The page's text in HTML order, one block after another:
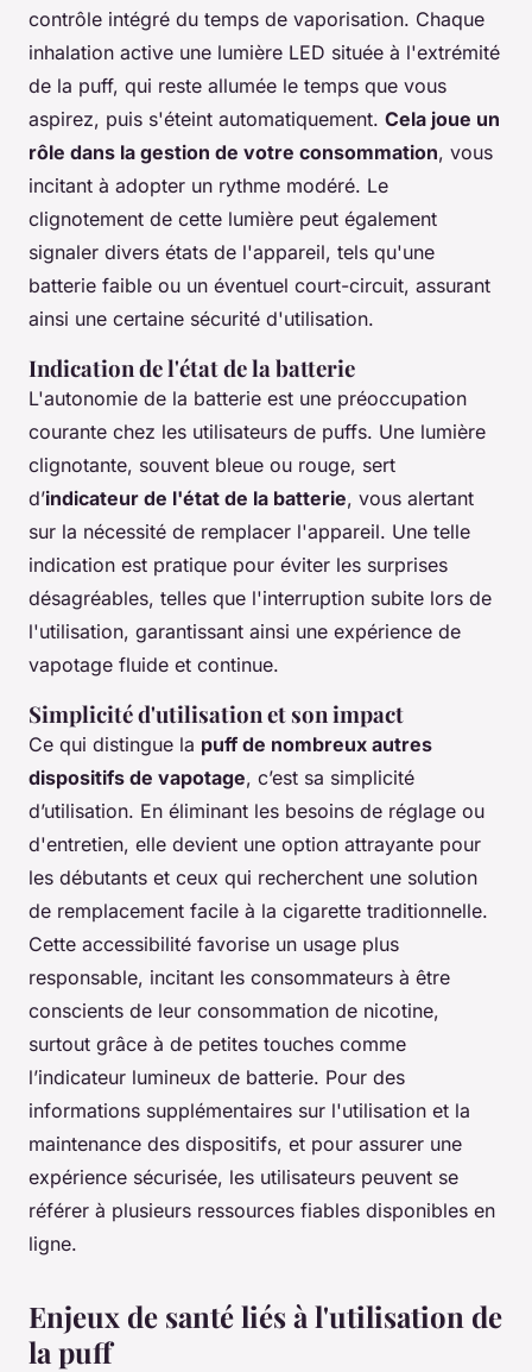
contrôle intégré du temps de vaporisation. Chaque
inhalation active une lumière LED située à l'extrémité
de la puff, qui reste allumée le temps que vous
aspirez, puis s'éteint automatiquement. Cela joue un
rôle dans la gestion de votre consommation, vous
incitant à adopter un rythme modéré. Le
clignotement de cette lumière peut également
signaler divers états de l'appareil, tels qu'une
batterie faible ou un éventuel court-circuit, assurant
ainsi une certaine sécurité d'utilisation.
Indication de l'état de la batterie
L'autonomie de la batterie est une préoccupation
courante chez les utilisateurs de puffs. Une lumière
clignotante, souvent bleue ou rouge, sert
d’indicateur de l'état de la batterie, vous alertant
sur la nécessité de remplacer l'appareil. Une telle
indication est pratique pour éviter les surprises
désagréables, telles que l'interruption subite lors de
l'utilisation, garantissant ainsi une expérience de
vapotage fluide et continue.
Simplicité d'utilisation et son impact
Ce qui distingue la puff de nombreux autres
dispositifs de vapotage, c’est sa simplicité
d’utilisation. En éliminant les besoins de réglage ou
d'entretien, elle devient une option attrayante pour
les débutants et ceux qui recherchent une solution
de remplacement facile à la cigarette traditionnelle.
Cette accessibilité favorise un usage plus
responsable, incitant les consommateurs à être
conscients de leur consommation de nicotine,
surtout grâce à de petites touches comme
l’indicateur lumineux de batterie. Pour des
informations supplémentaires sur l'utilisation et la
maintenance des dispositifs, et pour assurer une
expérience sécurisée, les utilisateurs peuvent se
référer à plusieurs ressources fiables disponibles en
ligne.
Enjeux de santé liés à l'utilisation de
la puff